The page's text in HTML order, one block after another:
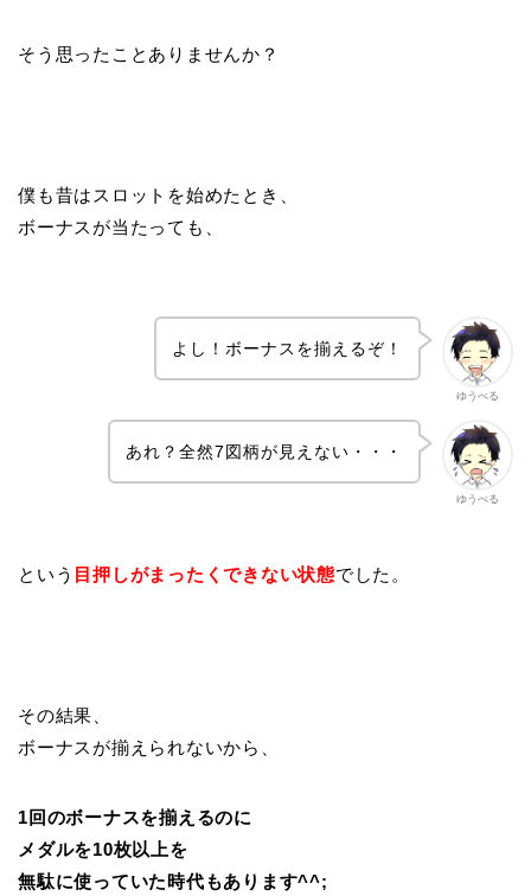
そう思ったことありませんか？
僕も昔はスロットを始めたとき、
ボーナスが当たっても、
ゆうべる
よし！ボーナスを揃えるぞ！
ゆうべる
あれ？全然7図柄が見えない・・・
という 目押しがまったくできない状態でした。
その結果、
ボーナスが揃えられないから、
1回のボーナスを揃えるのに
メダルを10枚以上を
無駄に使っていた時代もあります^^;